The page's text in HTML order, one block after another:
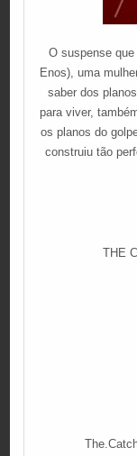
O suspense
Enos), uma
saber dos
para viver,
os planos do
construiu tão
THE